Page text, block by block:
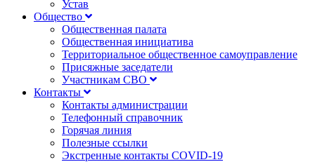
Устав
Общество
Общественная палата
Общественная инициатива
Территориальное общественное самоуправление
Присяжные заседатели
Участникам СВО
Контакты
Контакты администрации
Телефонный справочник
Горячая линия
Полезные ссылки
Экстренные контакты COVID-19